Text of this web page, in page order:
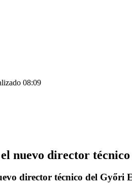
08:09
nuevo director
director técnico del Győri